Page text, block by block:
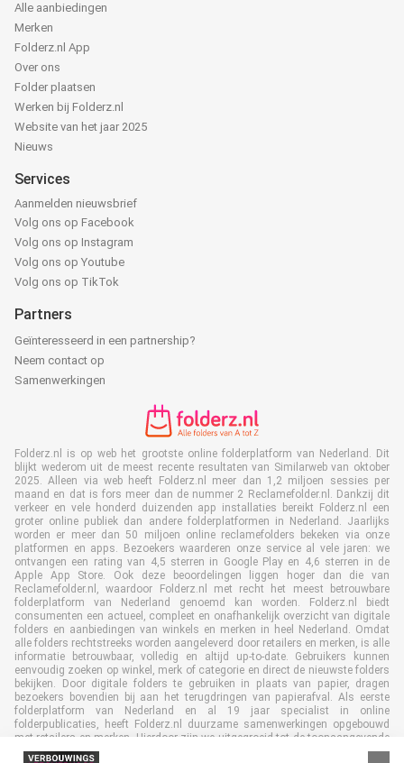
Alle aanbiedingen
Merken
Folderz.nl App
Over ons
Folder plaatsen
Werken bij Folderz.nl
Website van het jaar 2025
Nieuws
Services
Aanmelden nieuwsbrief
Volg ons op Facebook
Volg ons op Instagram
Volg ons op Youtube
Volg ons op TikTok
Partners
Geïnteresseerd in een partnership?
Neem contact op
Samenwerkingen
Folderz.nl is op web het grootste online folderplatform van Nederland. Dit
blijkt wederom uit de meest recente resultaten van Similarweb van oktober
2025. Alleen via web heeft Folderz.nl meer dan 1,2 miljoen sessies per
maand en dat is fors meer dan de nummer 2 Reclamefolder.nl. Dankzij dit
verkeer en vele honderd duizenden app installaties bereikt Folderz.nl een
groter online publiek dan andere folderplatformen in Nederland. Jaarlijks
worden er meer dan 50 miljoen online reclamefolders bekeken via onze
platformen en apps. Bezoekers waarderen onze service al vele jaren: we
ontvangen een rating van 4,5 sterren in Google Play en 4,6 sterren in de
Apple App Store. Ook deze beoordelingen liggen hoger dan die van
Reclamefolder.nl, waardoor Folderz.nl met recht het meest betrouwbare
folderplatform van Nederland genoemd kan worden. Folderz.nl biedt
consumenten een actueel, compleet en onafhankelijk overzicht van digitale
folders en aanbiedingen van winkels en merken in heel Nederland. Omdat
alle folders rechtstreeks worden aangeleverd door retailers en merken, is alle
informatie betrouwbaar, volledig en altijd up-to-date. Gebruikers kunnen
eenvoudig zoeken op winkel, merk of categorie en direct de nieuwste folders
bekijken. Door digitale folders te gebruiken in plaats van papier, dragen
bezoekers bovendien bij aan het terugdringen van papierafval. Als eerste
folderplatform van Nederland en al 19 jaar specialist in online
folderpublicaties, heeft Folderz.nl duurzame samenwerkingen opgebouwd
met retailers en merken. Hierdoor zijn we uitgegroeid tot de toonaangevende
speler in de digitale foldermarkt.